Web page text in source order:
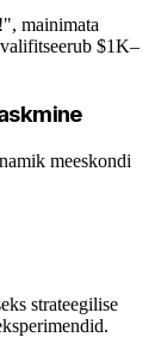
mainimata
$1K–
meeskondi
strateegilise